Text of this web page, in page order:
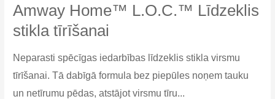
Amway Home™ L.O.C.™ Līdzeklis
stikla tīrīšanai
Neparasti spēcīgas iedarbības līdzeklis stikla virsmu
tīrīšanai. Tā dabīgā formula bez piepūles noņem tauku
un netīrumu pēdas, atstājot virsmu tīru...